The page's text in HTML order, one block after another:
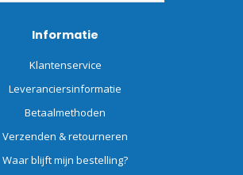
Informatie
Klantenservice
Leveranciersinformatie
Betaalmethoden
Verzenden & retourneren
Waar blijft mijn bestelling?